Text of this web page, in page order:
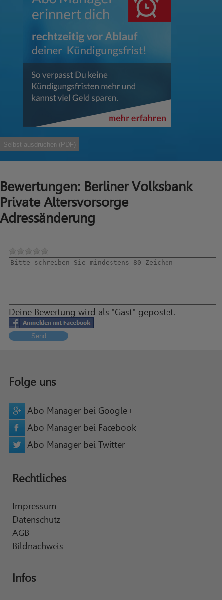
Selbst ausdruchen (PDF)
Bewertungen: Berliner Volksbank
Private Altersvorsorge
Adressänderung
Deine Bewertung wird als "Gast" gepostet.
Send
Folge uns
Abo Manager bei Google+
Abo Manager bei Facebook
Abo Manager bei Twitter
Rechtliches
Impressum
Datenschutz
AGB
Bildnachweis
Infos